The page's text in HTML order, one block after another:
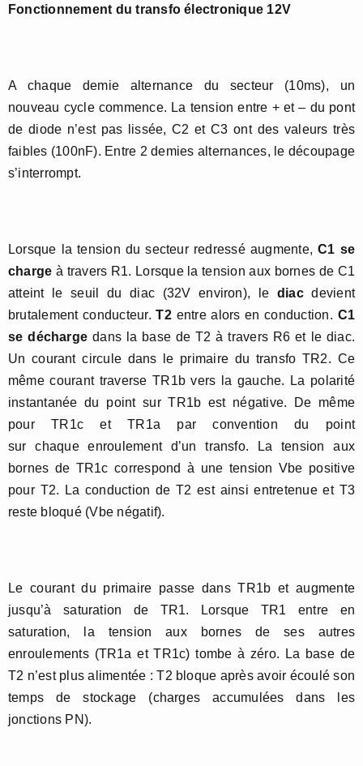
Fonctionnement du transfo électronique 12V
A chaque demie alternance du secteur (10ms), un
nouveau cycle commence. La tension entre + et – du pont
de diode n’est pas lissée, C2 et C3 ont des valeurs très
faibles (100nF). Entre 2 demies alternances, le découpage
s’interrompt.
Lorsque la tension du secteur redressé augmente,C1 se
charge à travers R1. Lorsque la tension aux bornes de C1
atteint le seuil du diac (32V environ), le diacdevient
brutalement conducteur.T2entre alors en conduction. C1
se décharge dans la base de T2 à travers R6 et le diac.
Un courant circule dans le primaire du transfo TR2. Ce
même courant traverse TR1b vers la gauche. La polarité
instantanée du point sur TR1b est négative. De même
pour TR1c et TR1a par convention du point
sur chaque enroulement d’un transfo. La tension aux
bornes de TR1c correspond à une tension Vbe positive
pour T2. La conduction de T2 est ainsi entretenue et T3
reste bloqué (Vbe négatif).
Le courant du primaire passe dans TR1b et augmente
jusqu’à saturation de TR1. Lorsque TR1 entre en
saturation, la tension aux bornes de ses autres
enroulements (TR1a et TR1c) tombe à zéro. La base de
T2 n’est plus alimentée : T2 bloque après avoir écoulé son
temps de stockage (charges accumulées dans les
jonctions PN).